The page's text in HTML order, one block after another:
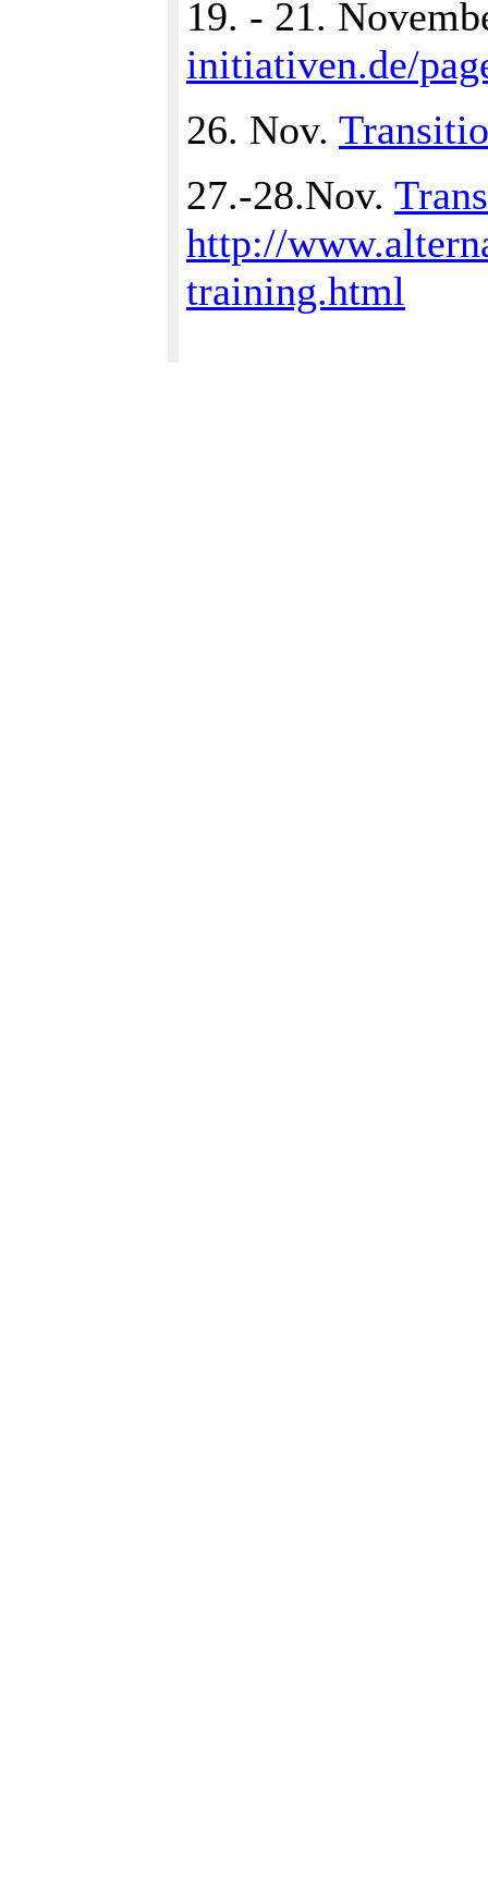
19. - 21.
initiativen.de/
26. Nov.
27.-28.Nov.
http://
training.html